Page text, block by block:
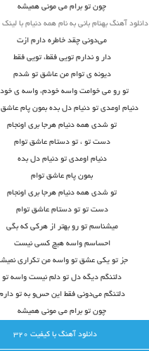
چون تو برام می مونی همیشه
دانلود آهنگ بهنام بانی به نام همه دنیام با
می‌دونی چقد خاطره دارم ازت
دار و ندارم تویی فقط، تویی فقط
دیونه ی توام من عاشق تو شدم
تو رو می خوامت واسه خودم، واسه ی
دنیام اومدی تو دنیام دل بده بمون پام عاشق
تو شدی همه دنیام هرجا بری اونجام
دست تو ، تو دستام عاشق توام
دنیام اومدی تو دنیام دل بده
بمون پام عاشق توام
تو شدی همه دنیام هرجا بری اونجام
دست تو تو دستام عاشق توام
میشناسم تو رو بهتر از هرکی که بگی
احساسم واسه هیچ کسی نیست
جز تو یکی عشق تو واسه من تکراری
دلتنگم دیگه دل تو دلم نیست واسه تو
دلتنگم می‌دونی فقط این حس‌و به تو
چون تو برام می مونی همیشه
دانلود آهنگ با کيفيت 320